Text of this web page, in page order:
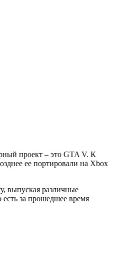
проект – это GTA V. К
ее портировали на Xbox
выпуская различные
за прошедшее время